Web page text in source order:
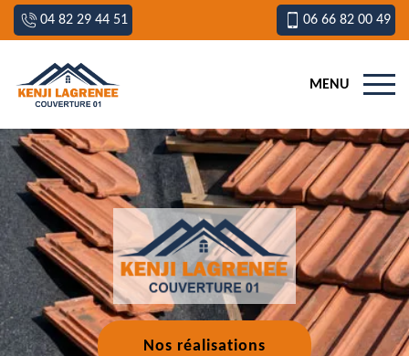
04 82 29 44 51 06 66 82 00 49
MENU
Nos réalisations